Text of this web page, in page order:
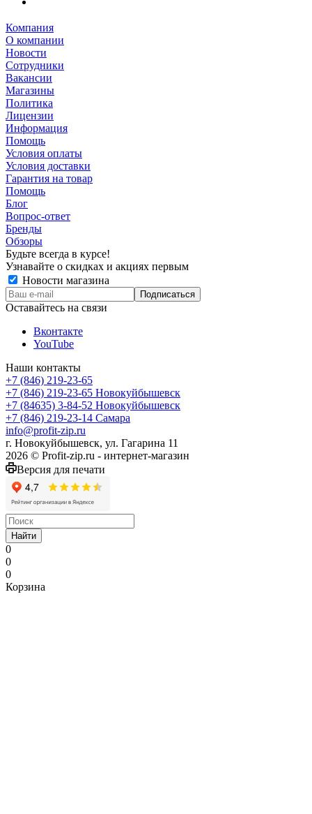
Компания
О компании
Новости
Сотрудники
Вакансии
Магазины
Политика
Лицензии
Информация
Помощь
Условия оплаты
Условия доставки
Гарантия на товар
Помощь
Блог
Вопрос-ответ
Бренды
Обзоры
Будьте всегда в курсе!
Узнавайте о скидках и акциях первым
Новости магазина
Оставайтесь на связи
Вконтакте
YouTube
Наши контакты
+7 (846) 219-23-65
+7 (846) 219-23-65 Новокуйбышевск
+7 (84635) 3-84-52 Новокуйбышевск
+7 (846) 219-23-14 Самара
info@profit-zip.ru
г. Новокуйбышевск, ул. Гагарина 11
2026 © Profit-zip.ru - интернет-магазин
Версия для печати
Найти
0
0
0
Корзина